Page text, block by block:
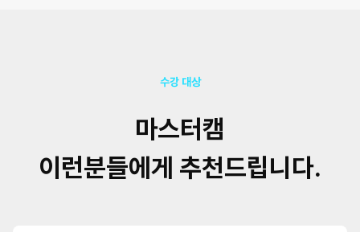
수강 대상
마스터캠
이런분들에게 추천드립니다.